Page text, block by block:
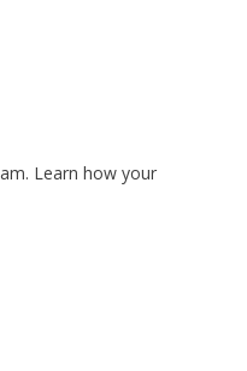
Learn how your